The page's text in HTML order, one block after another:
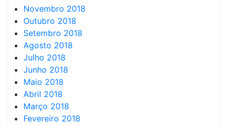
Novembro 2018
Outubro 2018
Setembro 2018
Agosto 2018
Julho 2018
Junho 2018
Maio 2018
Abril 2018
Março 2018
Fevereiro 2018